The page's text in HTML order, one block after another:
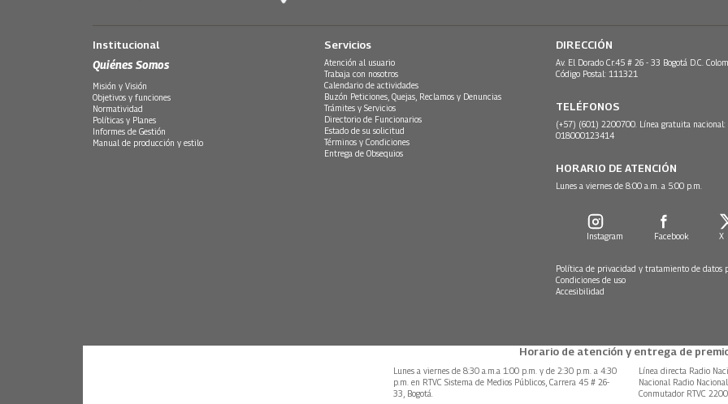
Institucional
Quiénes Somos
Misión y Visión
Objetivos y funciones
Normatividad
Políticas y Planes
Informes de Gestión
Manual de producción y estilo
Servicios
Atención al usuario
Trabaja con nosotros
Calendario de actividades
Buzón Peticiones, Quejas, Reclamos y Denuncias
Trámites y Servicios
Directorio de Funcionarios
Estado de su solicitud
Términos y Condiciones
Entrega de Obsequios
DIRECCIÓN
Av. El Dorado Cr.45 # 26 - 33 Bogotá D.C.
Código Postal: 111321
TELÉFONOS
(+57) (601) 2200700. Línea gratuita nacional:
018000123414
HORARIO DE ATENCIÓN
Lunes a viernes de 8:00 a.m. a 5:00 p.m.
Instagram Facebook X
Política de privacidad y tratamiento de datos
Condiciones de uso
Accesibilidad
Horario de atención y entrega de
Lunes a viernes de 8:30 a.m.a 1:00 p.m. y de 2:30 p.m. a 4:30
p.m. en RTVC Sistema de Medios Públicos, Carrera 45 # 26-
33, Bogotá.
Línea directa Radio
Nacional Radio
Conmutador RTVC